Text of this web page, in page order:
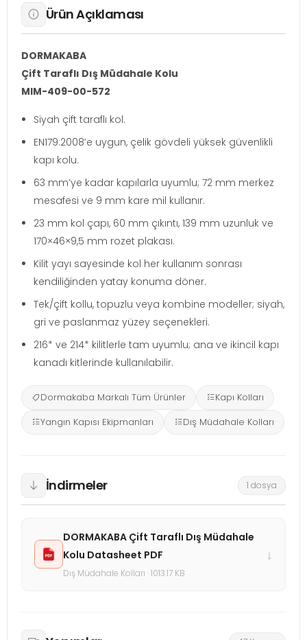
Ürün Açıklaması
DORMAKABA
Çift Taraflı Dış Müdahale Kolu
MIM-409-00-572
Siyah çift taraflı kol.
EN179:2008’e uygun, çelik gövdeli yüksek güvenlikli
kapı kolu.
63 mm’ye kadar kapılarla uyumlu; 72 mm merkez
mesafesi ve 9 mm kare mil kullanır.
23 mm kol çapı, 60 mm çıkıntı, 139 mm uzunluk ve
170×46×9,5 mm rozet plakası.
Kilit yayı sayesinde kol her kullanım sonrası
kendiliğinden yatay konuma döner.
Tek/çift kollu, topuzlu veya kombine modeller; siyah,
gri ve paslanmaz yüzey seçenekleri.
216* ve 214* kilitlerle tam uyumlu; ana ve ikincil kapı
kanadı kitlerinde kullanılabilir.
Dormakaba Markalı Tüm Ürünler
Kapı Kolları
Yangın Kapısı Ekipmanları
Dış Müdahale Kolları
İndirmeler 1 dosya
DORMAKABA Çift Taraflı Dış Müdahale
Kolu Datasheet PDF
Dış Müdahale Kolları · 1013.17 KB
↓